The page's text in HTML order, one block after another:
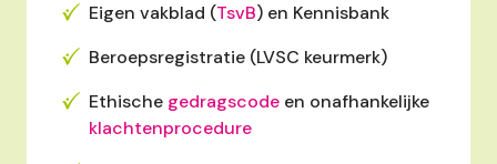
Eigen vakblad (TsvB) en Kennisbank
Beroepsregistratie (LVSC keurmerk)
Ethische gedragscode en onafhankelijke
klachtenprocedure